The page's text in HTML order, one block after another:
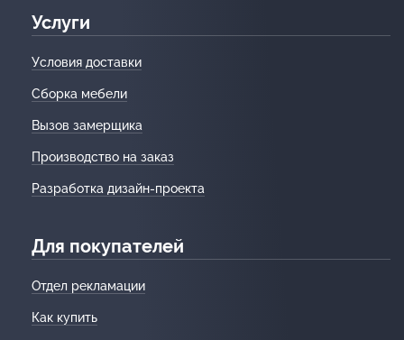
Услуги
Условия доставки
Сборка мебели
Вызов замерщика
Производство на заказ
Разработка дизайн-проекта
Для покупателей
Отдел рекламации
Как купить